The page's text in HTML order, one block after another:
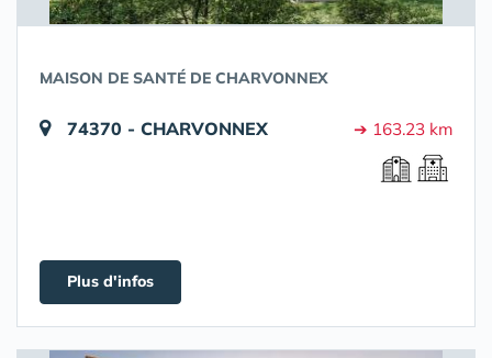
MAISON DE SANTÉ DE CHARVONNEX
74370 - CHARVONNEX ➔ 163.23 km
Plus d'infos